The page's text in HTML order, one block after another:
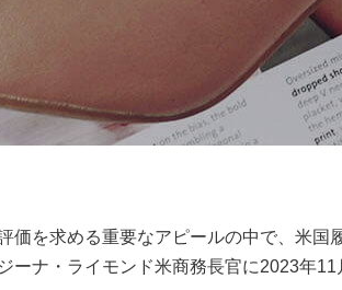
価を求める重要なアピールの中で、米国
ーナ・ライモンド米商務長官に2023年11